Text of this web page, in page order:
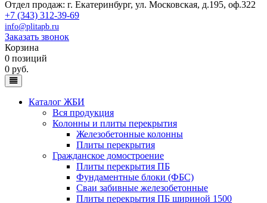
Отдел продаж: г. Екатеринбург, ул. Московская, д.195, оф.322
+7 (343) 312-39-69
info@plitapb.ru
Заказать звонок
Корзина
0 позиций
0 руб.
Каталог ЖБИ
Вся продукция
Колонны и плиты перекрытия
Железобетонные колонны
Плиты перекрытия
Гражданское домостроение
Плиты перекрытия ПБ
Фундаментные блоки (ФБС)
Сваи забивные железобетонные
Плиты перекрытия ПБ шириной 1500